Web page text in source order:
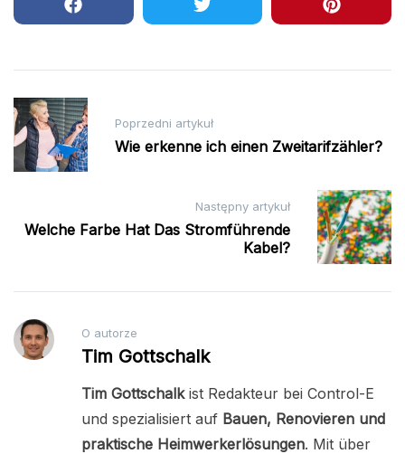
Nawigacja
wpisu
Poprzedni artykuł
Wie erkenne ich einen Zweitarifzähler?
Następny artykuł
Welche Farbe Hat Das Stromführende
Kabel?
O autorze
Tim Gottschalk
Tim Gottschalkist Redakteur bei Control-E
und spezialisiert auf Bauen, Renovieren und
praktische Heimwerkerlösungen. Mit über